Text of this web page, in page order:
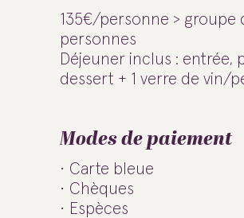
135€/personne > groupe
personnes
Déjeuner inclus : entrée,
dessert + 1 verre de vin/
Modes de paiement
Carte bleue
Chèques
Espèces